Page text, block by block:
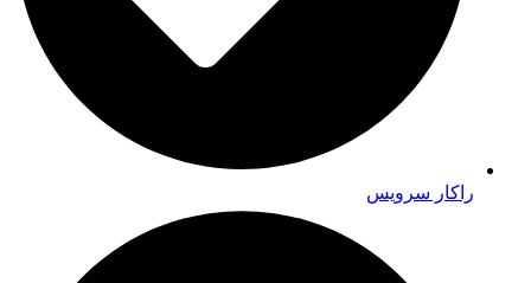
راکار سرویس